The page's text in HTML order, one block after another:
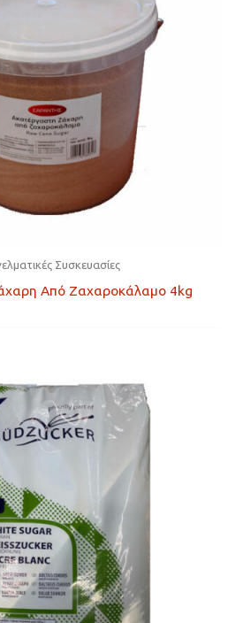
Συσκευασίες
Από Ζαχαροκάλαμο 4kg